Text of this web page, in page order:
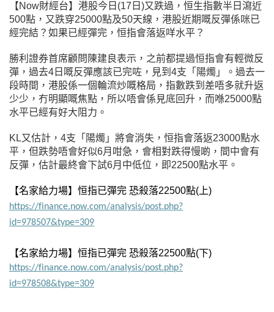
【Now財經台】港股今日 (17日 )又跌過，恒生指數半日瀉近
500點，又跌穿25000點及50天線，港股近期嘅反彈係咪已
經完結？如果已經彈完，恒指會落返咩水平？
勝利證券首席顧問陳建良表示，之前都提過恒指會有輕微反
彈，過去4日嘅反彈應該已完咗，見到4支「陽燭」。過去一
段時間，港股係一個輪流炒嘅格局，指數跌到差唔多就升返
少少，冇明顯嘅焦點，所以唔會係見底回升，而喺25000點
水平已經有好大阻力。
KL又估計，4支「陽燭」將會消失，恒指會落返23000點水
平，但跌勢唔會好似6月咁急，會相對跌得慢啲，間中會有
反彈，估計最終會下試6月中低位，即22500點水平。
【名家給力場】恒指已彈完 恐殺落22500點(上)
https://finance.now.com/analysis/post.php?
id=978507&type=309
【名家給力場】恒指已彈完 恐殺落22500點(下)
https://finance.now.com/analysis/post.php?
id=978508&type=309